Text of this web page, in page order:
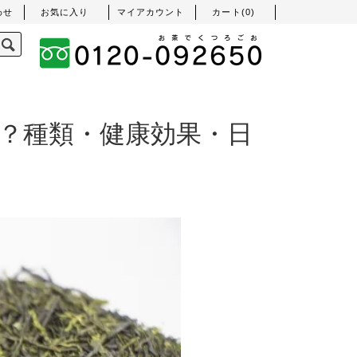
せ お気に入り マイアカウント カート(0)
種類・健康効果・日